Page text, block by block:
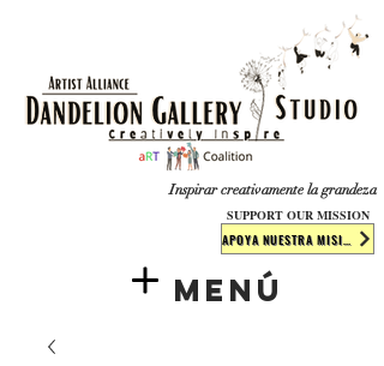
​​​Inspirar creativamente la grandeza
Menú
SUPPORT OUR MISSION